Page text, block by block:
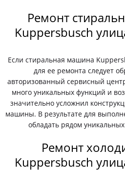
Ремонт
Kuppersbusch
Если стиральная машина
для ее ремонта следует
авторизованный сервисный
много уникальных функций и
значительно усложнил
машины. В результате для
обладать рядом
Ремонт
Kuppersbusch